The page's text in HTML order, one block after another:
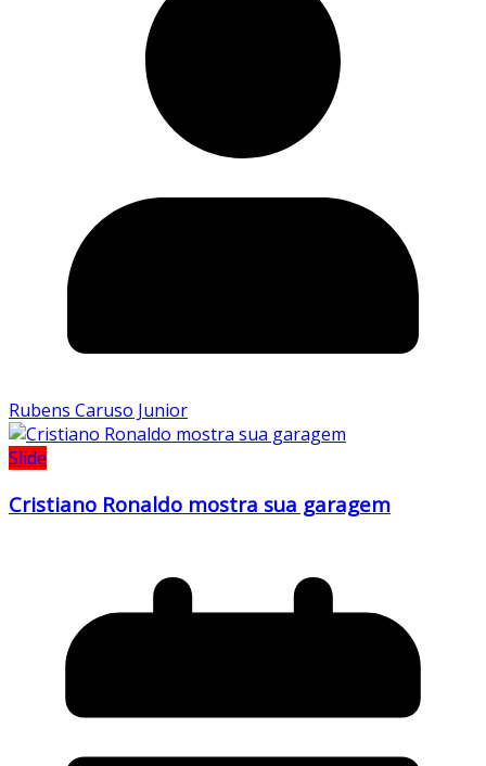
Rubens Caruso Junior
Slide
Cristiano Ronaldo mostra sua garagem